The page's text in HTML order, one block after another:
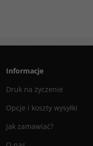
Informacje
Druk na życzenie
Opcje i koszty wysyłki
Jak zamawiać?